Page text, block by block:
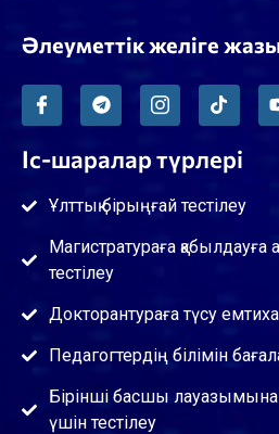
Әлеуметтік желіге
Іс-шаралар түрлері
Ұлттық бірыңғай тестілеу
Магистратураға қабылдауға
тестілеу
Докторантураға түсу
Педагогтердің білімін
Бірінші басшы
үшін тестілеу